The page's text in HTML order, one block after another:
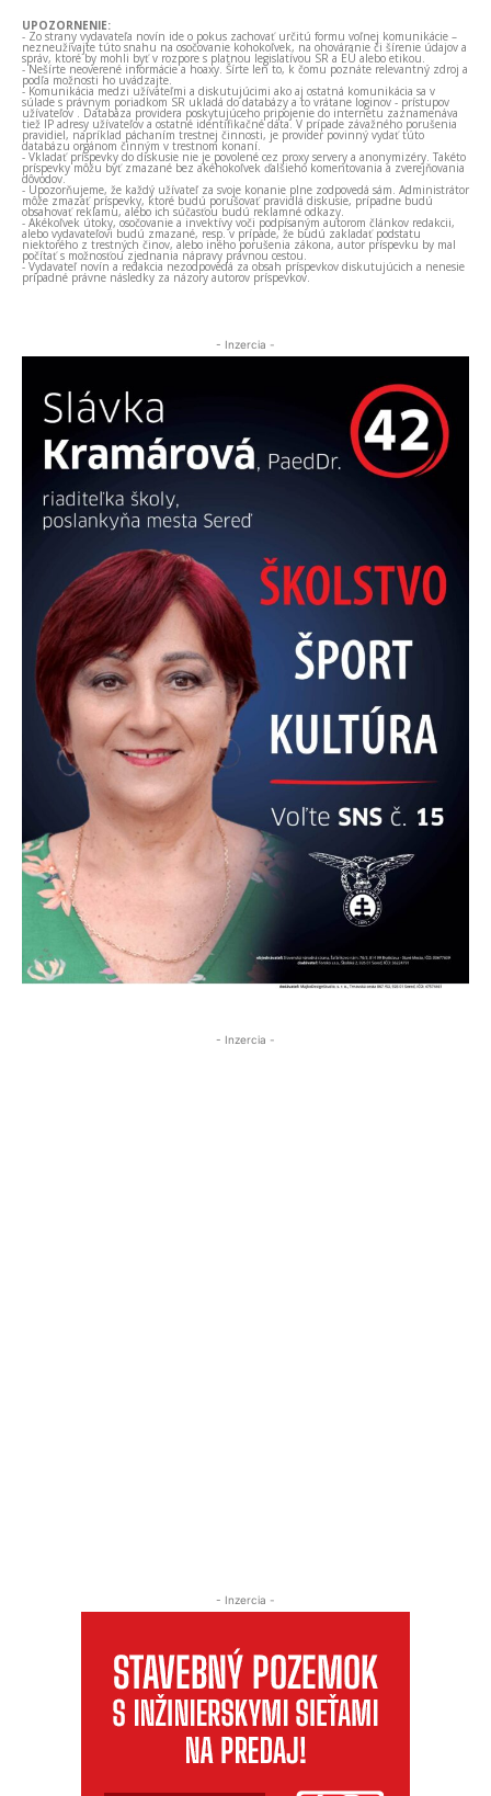
UPOZORNENIE:
- Zo strany vydavateľa novín ide o pokus zachovať určitú formu voľnej komunikácie –
nezneužívajte túto snahu na osočovanie kohokoľvek, na ohováranie či šírenie údajov a
správ, ktoré by mohli byť v rozpore s platnou legislatívou SR a EÚ alebo etikou.
- Nešírte neoverené informácie a hoaxy. Šírte len to, k čomu poznáte relevantný zdroj a
podľa možnosti ho uvádzajte.
- Komunikácia medzi užívateľmi a diskutujúcimi ako aj ostatná komunikácia sa v
súlade s právnym poriadkom SR ukladá do databázy a to vrátane loginov - prístupov
užívateľov . Databáza providera poskytujúceho pripojenie do internetu zaznamenáva
tiež IP adresy užívateľov a ostatné identifikačné dáta. V prípade závažného porušenia
pravidiel, napríklad páchaním trestnej činnosti, je provider povinný vydať túto
databázu orgánom činným v trestnom konaní.
- Vkladať príspevky do diskusie nie je povolené cez proxy servery a anonymizéry. Takéto
príspevky môžu byť zmazané bez akéhokoľvek ďalšieho komentovania a zverejňovania
dôvodov.
- Upozorňujeme, že každý užívateľ za svoje konanie plne zodpovedá sám. Administrátor
môže zmazať príspevky, ktoré budú porušovať pravidlá diskusie, prípadne budú
obsahovať reklamu, alebo ich súčasťou budú reklamné odkazy.
- Akékoľvek útoky, osočovanie a invektívy voči podpísaným autorom článkov redakcii,
alebo vydavateľovi budú zmazané, resp. v prípade, že budú zakladať podstatu
niektorého z trestných činov, alebo iného porušenia zákona, autor príspevku by mal
počítať s možnosťou zjednania nápravy právnou cestou.
- Vydavateľ novín a redakcia nezodpovedá za obsah príspevkov diskutujúcich a nenesie
prípadné právne následky za názory autorov príspevkov.
- Inzercia -
- Inzercia -
- Inzercia -